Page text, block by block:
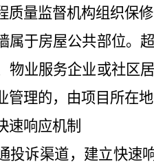
质量监督机构组织保
属于房屋公共部位。
物业服务企业或社区
管理的，由项目所在
速响应机制
投诉渠道，建立快速